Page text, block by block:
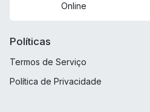
Online
Políticas
Termos de Serviço
Política de Privacidade